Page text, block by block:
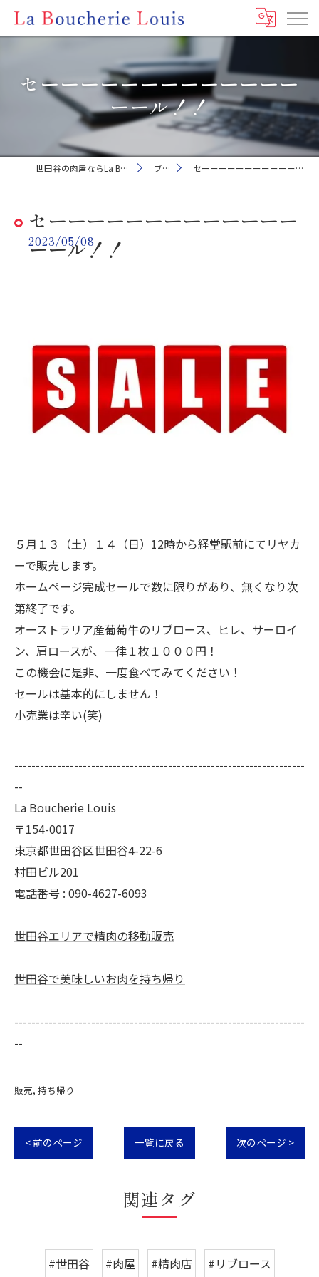
セーーーーーーーーーーーーー
ーール！！
世田谷の肉屋ならLa Boucherie Louis ブログ セーーーーーーーーーーーーーーール！！
セーーーーーーーーーーーーー
ーール！！
2023/05/08
５月１３（土）１４（日）12時から経堂駅前にてリヤカ
ーで販売します。
ホームページ完成セールで数に限りがあり、無くなり次
第終了です。
オーストラリア産葡萄牛のリブロース、ヒレ、サーロイ
ン、肩ロースが、一律１枚１０００円！
この機会に是非、一度食べてみてください！
セールは基本的にしません！
小売業は辛い(笑)
--------------------------------------------------------------------
--
La Boucherie Louis
〒154-0017
東京都世田谷区世田谷4-22-6
村田ビル201
電話番号 : 090-4627-6093
世田谷エリアで精肉の移動販売
世田谷で美味しいお肉を持ち帰り
--------------------------------------------------------------------
--
販売 持ち帰り
< 前のページ 一覧に戻る 次のページ >
関連タグ
#世田谷 #肉屋 #精肉店 #リブロース